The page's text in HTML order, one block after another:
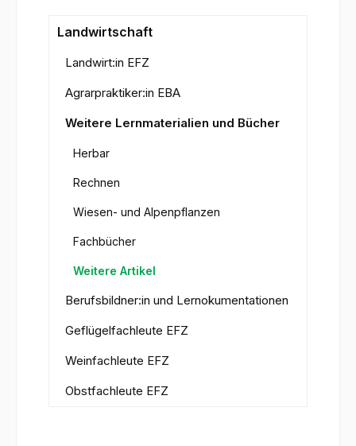
Landwirtschaft
Landwirt:in EFZ
Agrarpraktiker:in EBA
Weitere Lernmaterialien und Bücher
Herbar
Rechnen
Wiesen- und Alpenpflanzen
Fachbücher
Weitere Artikel
Berufsbildner:in und Lernokumentationen
Geflügelfachleute EFZ
Weinfachleute EFZ
Obstfachleute EFZ